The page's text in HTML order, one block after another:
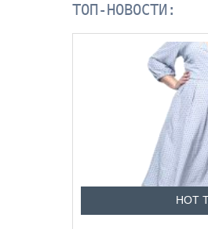
ТОП-НОВОСТИ:
HOT